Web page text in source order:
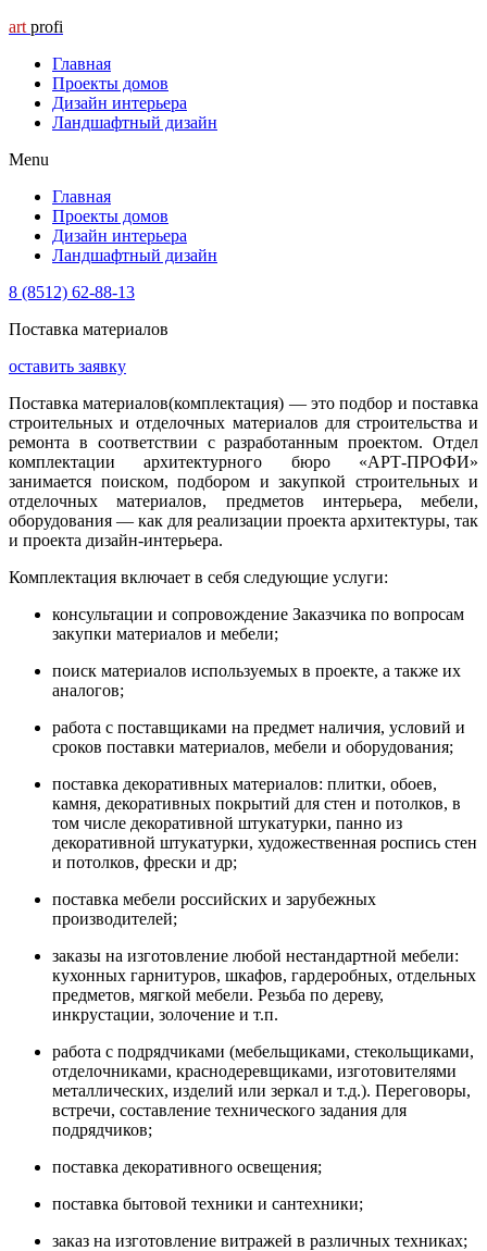
art profi
Главная
Проекты домов
Дизайн интерьера
Ландшафтный дизайн
Menu
Главная
Проекты домов
Дизайн интерьера
Ландшафтный дизайн
8 (8512) 62-88-13
Поставка материалов
оставить заявку
Поставка материалов(комплектация) — это подбор и поставка
строительных и отделочных материалов для строительства и
ремонта в соответствии с разработанным проектом. Отдел
комплектации архитектурного бюро «АРТ-ПРОФИ»
занимается поиском, подбором и закупкой строительных и
отделочных материалов, предметов интерьера, мебели,
оборудования — как для реализации проекта архитектуры, так
и проекта дизайн-интерьера.
Комплектация включает в себя следующие услуги:
консультации и сопровождение Заказчика по вопросам
закупки материалов и мебели;
поиск материалов используемых в проекте, а также их
аналогов;
работа с поставщиками на предмет наличия, условий и
сроков поставки материалов, мебели и оборудования;
поставка декоративных материалов: плитки, обоев,
камня, декоративных покрытий для стен и потолков, в
том числе декоративной штукатурки, панно из
декоративной штукатурки, художественная роспись стен
и потолков, фрески и др;
поставка мебели российских и зарубежных
производителей;
заказы на изготовление любой нестандартной мебели:
кухонных гарнитуров, шкафов, гардеробных, отдельных
предметов, мягкой мебели. Резьба по дереву,
инкрустации, золочение и т.п.
работа с подрядчиками (мебельщиками, стекольщиками,
отделочниками, краснодеревщиками, изготовителями
металлических, изделий или зеркал и т.д.). Переговоры,
встречи, составление технического задания для
подрядчиков;
поставка декоративного освещения;
поставка бытовой техники и сантехники;
заказ на изготовление витражей в различных техниках;